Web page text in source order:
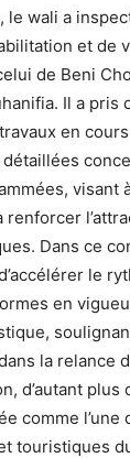
le wali a
et de
celui de Beni
Il a pris
en
visant
Dans ce
le
en
la relance
d’autant plus
comme l’une
touristiques